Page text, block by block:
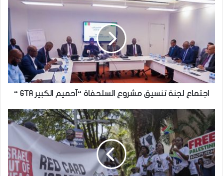
اجتماع لجنة تنسيق مشروع السلحفاة “آحميم الكبير GTA “